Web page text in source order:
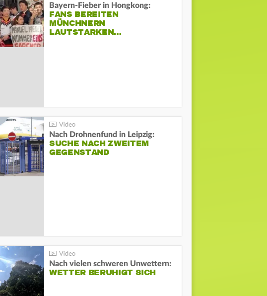
Bayern-Fieber in Hongkong:
FANS BEREITEN
MÜNCHNERN
LAUTSTARKEN…
Nach Drohnenfund in Leipzig:
SUCHE NACH ZWEITEM
GEGENSTAND
Nach vielen schweren Unwettern:
WETTER BERUHIGT SICH